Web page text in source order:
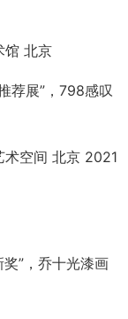
馆 北京
荐展”，798感叹
术空间 北京 2021
”，乔十光漆画